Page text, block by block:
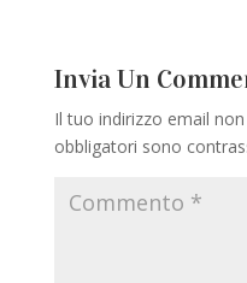
Invia Un
Il tuo indirizzo email
obbligatori sono